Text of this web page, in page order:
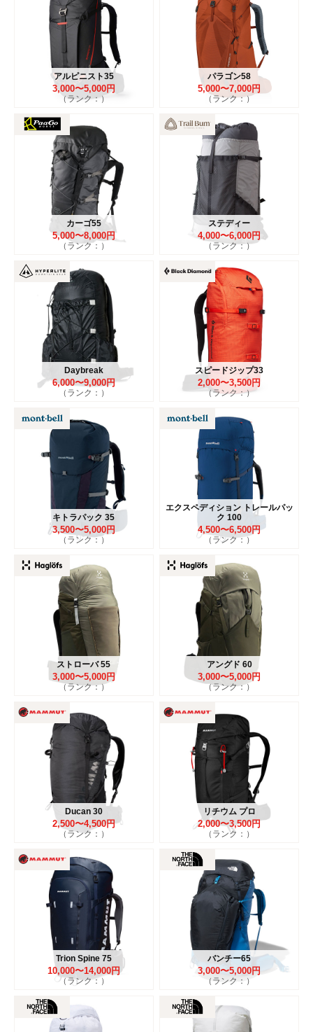
アルピニスト35
3,000〜5,000円
（ランク：）
パラゴン58
5,000〜7,000円
（ランク：）
カーゴ55
5,000〜8,000円
（ランク：）
ステディー
4,000〜6,000円
（ランク：）
Daybreak
6,000〜9,000円
（ランク：）
スピードジップ33
2,000〜3,500円
（ランク：）
キトラパック 35
3,500〜5,000円
（ランク：）
エクスペディション トレールパッ
ク 100
4,500〜6,500円
（ランク：）
ストローバ 55
3,000〜5,000円
（ランク：）
アングド 60
3,000〜5,000円
（ランク：）
Ducan 30
2,500〜4,500円
（ランク：）
リチウム プロ
2,000〜3,500円
（ランク：）
Trion Spine 75
10,000〜14,000円
（ランク：）
バンチー65
3,000〜5,000円
（ランク：）